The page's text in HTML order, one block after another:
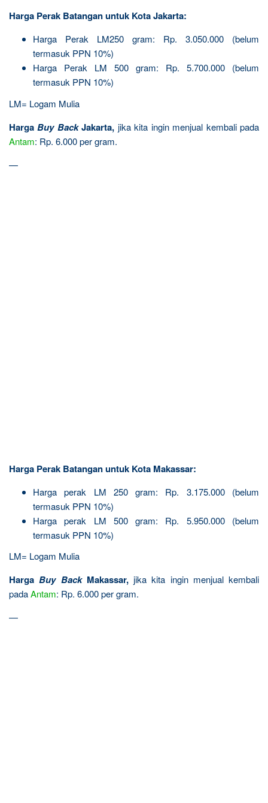
Harga Perak Batangan untuk Kota Jakarta:
Harga Perak LM250 gram: Rp. 3.050.000 (belum
termasuk PPN 10%)
Harga Perak LM 500 gram: Rp. 5.700.000 (belum
termasuk PPN 10%)
LM= Logam Mulia
HargaBuy BackJakarta, jika kita ingin menjual kembali pada
Antam: Rp. 6.000 per gram.
—
Harga Perak Batangan untuk Kota Makassar:
Harga perak LM 250 gram: Rp. 3.175.000 (belum
termasuk PPN 10%)
Harga perak LM 500 gram: Rp. 5.950.000 (belum
termasuk PPN 10%)
LM= Logam Mulia
Harga Buy BackMakassar,jika kita ingin menjual kembali
padaAntam: Rp. 6.000 per gram.
—